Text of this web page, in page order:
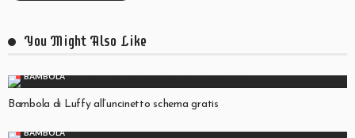
You Might Also Like
BAMBOLA
Bambola di Luffy all’uncinetto schema gratis
BAMBOLA